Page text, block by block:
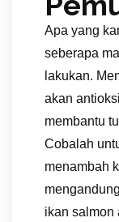
Apa yang
seberapa
lakukan.
akan
membantu
Cobalah
menambah
ikan salmon